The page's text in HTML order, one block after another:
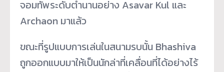
จอมทัพระดับตำนานอย่าง Asavar Kul และ
Archaon มาแล้ว
ขณะที่รูปแบบการเล่นในสนามรบนั้น Bhashiva
ถูกออกแบบมาให้เป็นนักล่าที่เคลื่อนที่ได้อย่างไร้